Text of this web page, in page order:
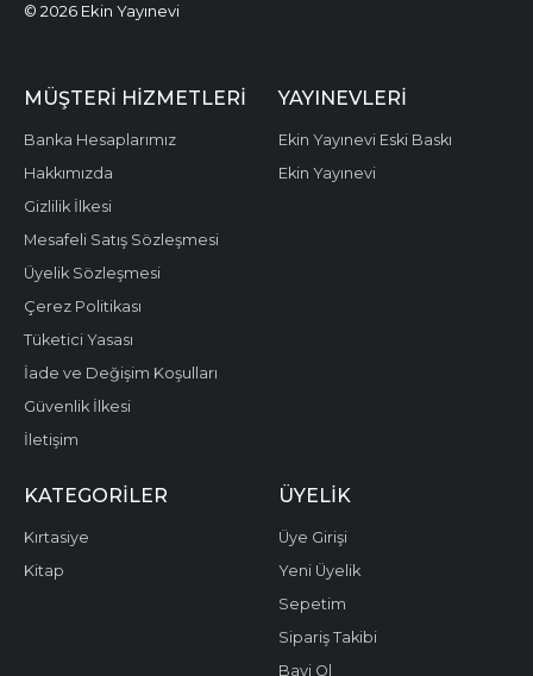
© 2026 Ekin Yayınevi
MÜŞTERI HIZMETLERI
Banka Hesaplarımız
Hakkımızda
Gizlilik İlkesi
Mesafeli Satış Sözleşmesi
Üyelik Sözleşmesi
Çerez Politikası
Tüketici Yasası
İade ve Değişim Koşulları
Güvenlik İlkesi
İletişim
YAYINEVLERI
Ekin Yayınevi Eski Baskı
Ekin Yayınevi
KATEGORILER
Kırtasiye
Kitap
ÜYELIK
Üye Girişi
Yeni Üyelik
Sepetim
Sipariş Takibi
Bayi Ol